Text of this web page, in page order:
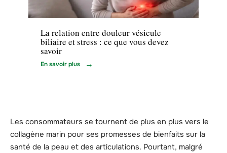
La relation entre douleur vésicule
biliaire et stress : ce que vous devez
savoir
En savoir plus
Les consommateurs se tournent de plus en plus vers le
collagène marin pour ses promesses de bienfaits sur la
santé de la peau et des articulations. Pourtant, malgré